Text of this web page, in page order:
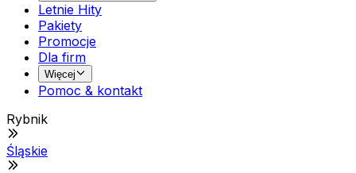
Letnie Hity
Pakiety
Promocje
Dla firm
Więcej
Pomoc & kontakt
Rybnik
Śląskie